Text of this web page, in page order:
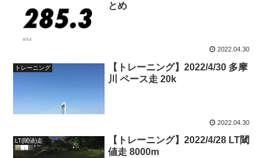
とめ
2022.04.30
トレーニング
【トレーニング】2022/4/30 多摩
川 ペース走 20k
2022.04.30
LT(閾値)走
【トレーニング】2022/4/28 LT閾
値走 8000m